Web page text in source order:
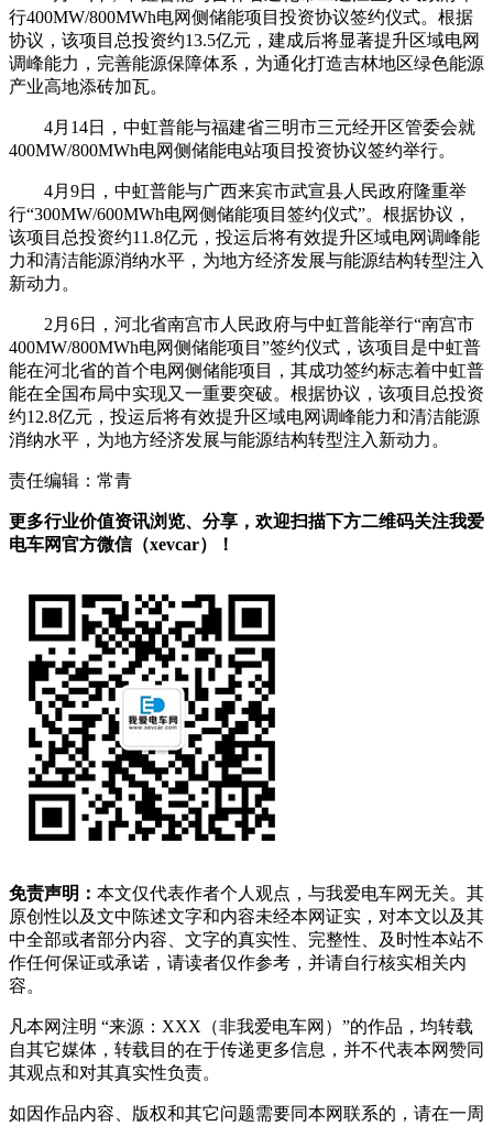
行400MW/800MWh电网侧储能项目投资协议签约仪式。根据
协议，该项目总投资约13.5亿元，建成后将显著提升区域电网
调峰能力，完善能源保障体系，为通化打造吉林地区绿色能源
产业高地添砖加瓦。
4月14日，中虹普能与福建省三明市三元经开区管委会就
400MW/800MWh电网侧储能电站项目投资协议签约举行。
4月9日，中虹普能与广西来宾市武宣县人民政府隆重举
行“300MW/600MWh电网侧储能项目签约仪式”。根据协议，
该项目总投资约11.8亿元，投运后将有效提升区域电网调峰能
力和清洁能源消纳水平，为地方经济发展与能源结构转型注入
新动力。
2月6日，河北省南宫市人民政府与中虹普能举行“南宫市
400MW/800MWh电网侧储能项目”签约仪式，该项目是中虹普
能在河北省的首个电网侧储能项目，其成功签约标志着中虹普
能在全国布局中实现又一重要突破。根据协议，该项目总投资
约12.8亿元，投运后将有效提升区域电网调峰能力和清洁能源
消纳水平，为地方经济发展与能源结构转型注入新动力。
责任编辑：常青
更多行业价值资讯浏览、分享，欢迎扫描下方二维码关注我爱
电车网官方微信（xevcar）！
免责声明： 本文仅代表作者个人观点，与我爱电车网无关。其
原创性以及文中陈述文字和内容未经本网证实，对本文以及其
中全部或者部分内容、文字的真实性、完整性、及时性本站不
作任何保证或承诺，请读者仅作参考，并请自行核实相关内
容。
凡本网注明 “来源：XXX（非我爱电车网）”的作品，均转载
自其它媒体，转载目的在于传递更多信息，并不代表本网赞同
其观点和对其真实性负责。
如因作品内容、版权和其它问题需要同本网联系的，请在一周